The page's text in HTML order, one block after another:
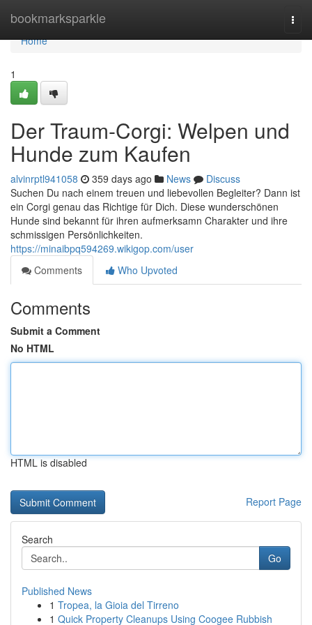
bookmarksparkle
Home
Home
1
Der Traum-Corgi: Welpen und
Hunde zum Kaufen
alvinrptl941058 359 days ago News
Discuss
Suchen Du nach einem treuen und liebevollen Begleiter? Dann ist
ein Corgi genau das Richtige für Dich. Diese wunderschönen
Hunde sind bekannt für ihren aufmerksamn Charakter und ihre
schmissigen Persönlichkeiten.
https://minaibpq594269.wikigop.com/user
Comments
Who Upvoted
Comments
Submit a Comment
No HTML
HTML is disabled
Report Page
Search
Go
Published News
1 Tropea, la Gioia del Tirreno
1 Quick Property Cleanups Using Coogee Rubbish